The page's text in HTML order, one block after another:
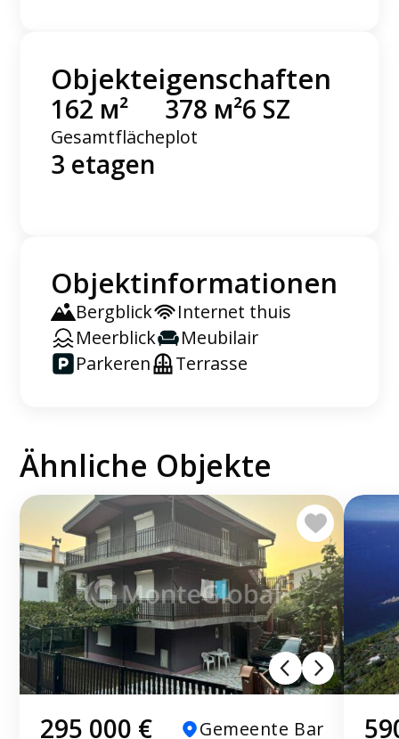
Objekteigenschaften
162 м²
Gesamtfläche
378 м²
plot
6 SZ
3 etagen
Objektinformationen
Bergblick
Internet thuis
Meerblick
Meubilair
Parkeren
Terrasse
Ähnliche Objekte
295 000 € Gemeente Bar